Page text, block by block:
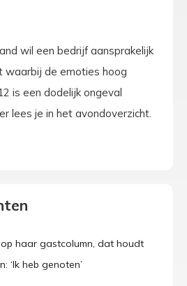
wil een bedrijf aansprakelijk
waarbij de emoties hoog
is een dodelijk ongeval
lees je in het avondoverzicht.
haar gastcolumn, dat houdt
‘Ik heb genoten’